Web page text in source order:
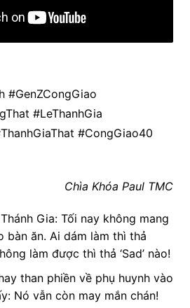
#GenZCongGiao
#LeThanhGia
#CongGiao40
Chìa Khóa Paul TMC
Gia: Tối nay không mang
bàn ăn. Ai dám làm thì thả
làm được thì thả ‘Sad’ nào!
than phiền về phụ huynh vào
Nó vẫn còn may mắn chán!